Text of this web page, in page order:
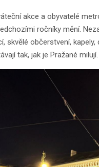
akce a obyvatelé
ročníky mění.
skvělé občerstvení,
tak, jak je Pražané milují.